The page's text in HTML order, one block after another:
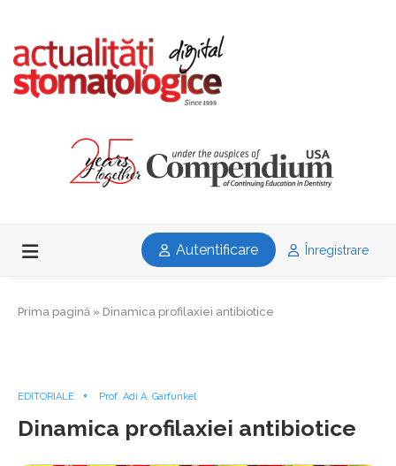
Autentificare Înregistrare
Prima pagină » Dinamica profilaxiei antibiotice
EDITORIALE Prof. Adi A. Garfunkel
Dinamica profilaxiei antibiotice